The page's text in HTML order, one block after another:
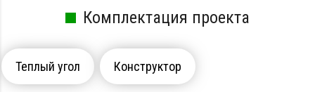
Комплектация проекта
Теплый угол Конструктор